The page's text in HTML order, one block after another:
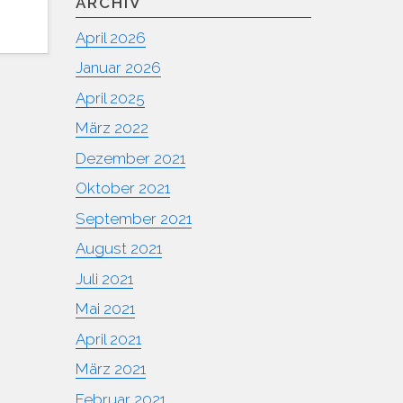
April 2026
Januar 2026
April 2025
März 2022
Dezember 2021
Oktober 2021
September 2021
August 2021
Juli 2021
Mai 2021
April 2021
März 2021
Februar 2021